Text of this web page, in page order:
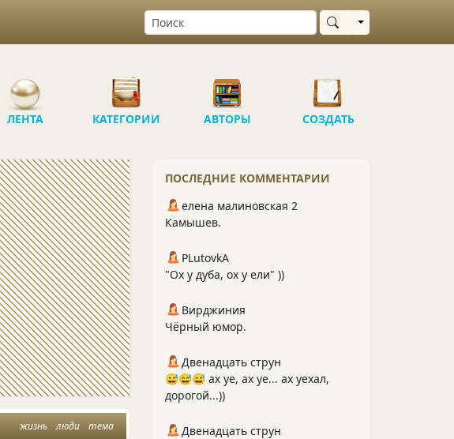
Выбрать область
ЛЕНТА КАТЕГОРИИ АВТОРЫ СОЗДАТЬ
жизнь люди тема
ПОСЛЕДНИЕ КОММЕНТАРИИ
елена малиновская 2
Камышев.
PLutоvkА
"Ох у дуба, ох у ели" ))
Вирджиния
Чёрный юмор.
Двенадцать струн
😅😅😅 ах уе, ах уе... ах уехал,
дорогой...))
Двенадцать струн